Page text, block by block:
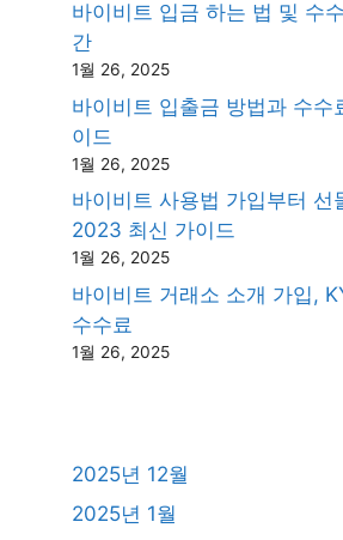
바이비트 입금 하는 법 및 수
간
1월 26, 2025
바이비트 입출금 방법과 수수
이드
1월 26, 2025
바이비트 사용법 가입부터 선
2023 최신 가이드
1월 26, 2025
바이비트 거래소 소개 가입,
수수료
1월 26, 2025
2025년 12월
2025년 1월